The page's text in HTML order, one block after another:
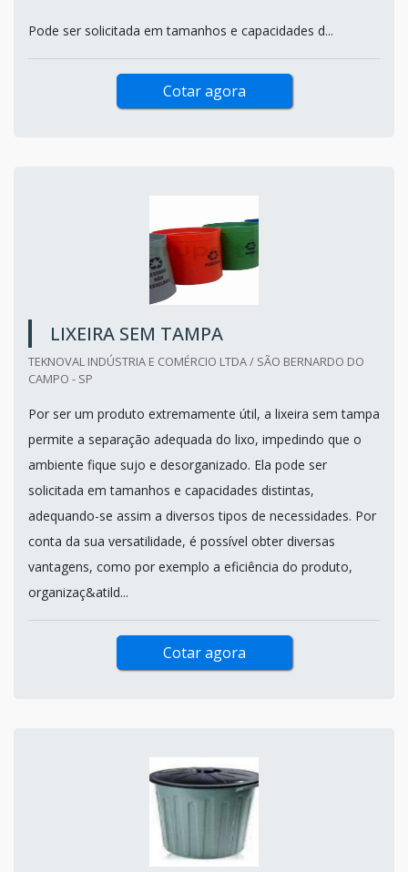
Pode ser solicitada em tamanhos e capacidades d...
Cotar agora
LIXEIRA SEM TAMPA
TEKNOVAL INDÚSTRIA E COMÉRCIO LTDA / SÃO BERNARDO DO
CAMPO - SP
Por ser um produto extremamente útil, a lixeira sem tampa
permite a separação adequada do lixo, impedindo que o
ambiente fique sujo e desorganizado. Ela pode ser
solicitada em tamanhos e capacidades distintas,
adequando-se assim a diversos tipos de necessidades. Por
conta da sua versatilidade, é possível obter diversas
vantagens, como por exemplo a eficiência do produto,
organizaç&atild...
Cotar agora